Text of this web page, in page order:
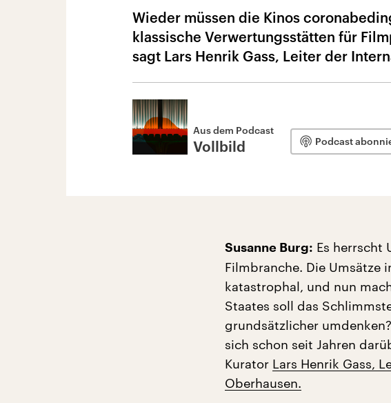
Wieder müssen die Kinos
klassische Verwertungsstätten für
sagt Lars Henrik Gass, Leiter der
Aus dem Podcast
Vollbild Podcast
Susanne Burg: Es herrscht
Filmbranche. Die Umsätze
katastrophal, und nun
Staates soll das
grundsätzlicher
sich schon seit Jahren
Kurator Lars Henrik Gass,
Oberhausen.